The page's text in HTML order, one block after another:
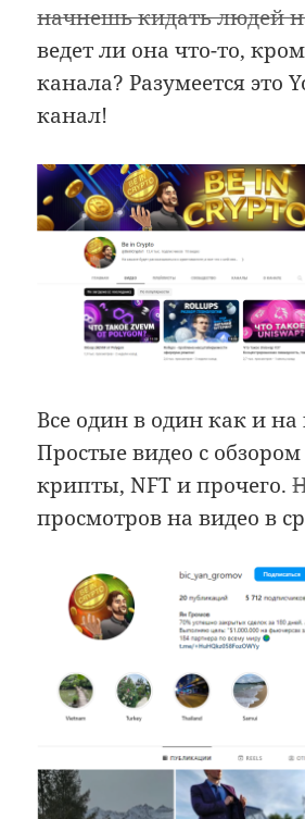
начнешь кидать людей
ведет ли она что-то,
канала? Разумеется это
канал!
Все один в один как и
Простые видео с обзором
крипты, NFT и прочего.
просмотров на видео в